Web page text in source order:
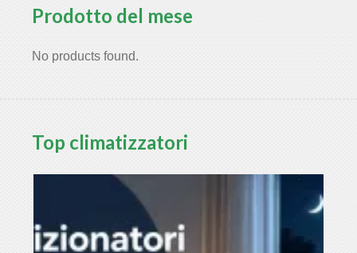
Prodotto del mese
No products found.
Top climatizzatori